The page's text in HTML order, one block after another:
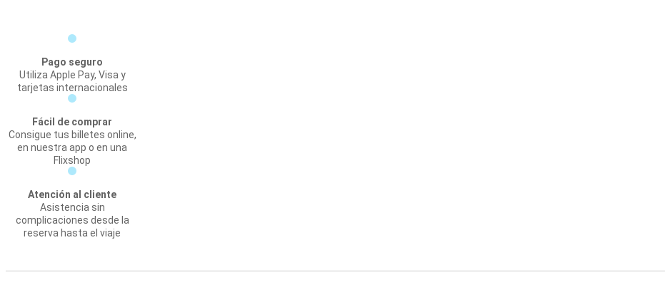
Pago seguro
Utiliza Apple Pay, Visa y
tarjetas internacionales
Fácil de comprar
Consigue tus billetes online,
en nuestra app o en una
Flixshop
Atención al cliente
Asistencia sin
complicaciones desde la
reserva hasta el viaje